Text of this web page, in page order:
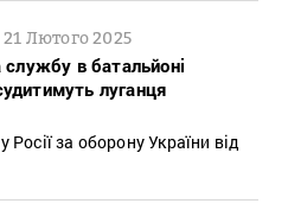
21 Лютого 2025
службу в батальйоні
луганця
за оборону України від